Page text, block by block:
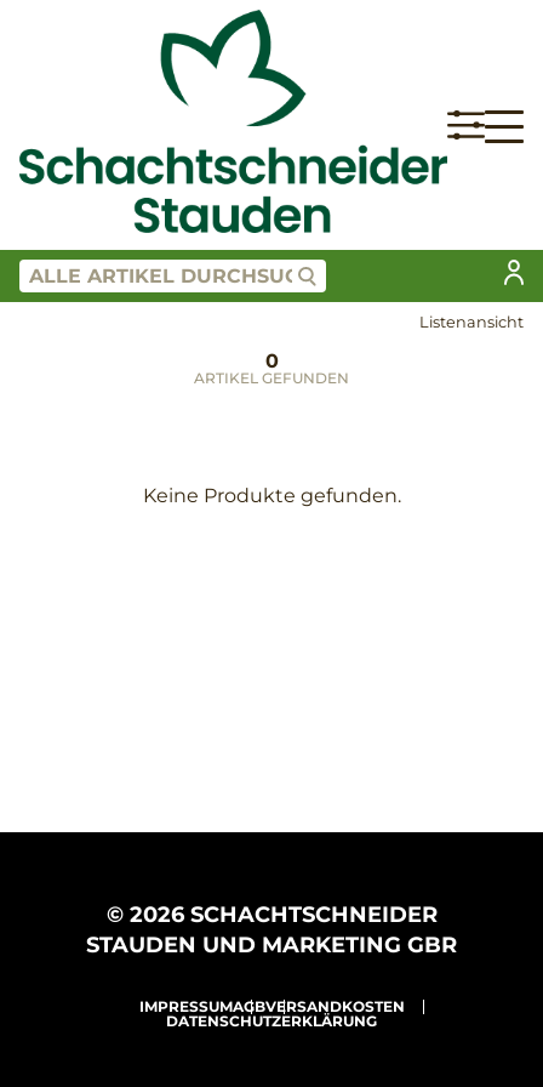
Listenansicht
0
ARTIKEL GEFUNDEN
Keine Produkte gefunden.
© 2026 SCHACHTSCHNEIDER
STAUDEN UND MARKETING GBR
IMPRESSUMAGBVERSANDKOSTEN
DATENSCHUTZERKLÄRUNG